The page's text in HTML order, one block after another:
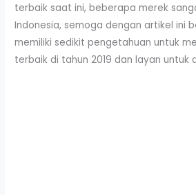
terbaik saat ini, beberapa merek
Indonesia, semoga dengan artikel ini
memiliki sedikit pengetahuan untuk
terbaik di tahun 2019 dan layan untuk